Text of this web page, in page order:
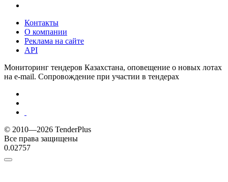
Контакты
О компании
Реклама на сайте
API
Мониторинг тендеров Казахстана, оповещение о новых лотах
на e-mail. Сопровождение при участии в тендерах
© 2010—2026 TenderPlus
Все права защищены
0.02757